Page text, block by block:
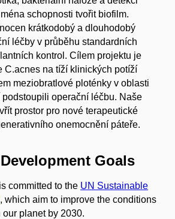
schopnosti tvořit biofilm.
krátkodobý a dlouhodobý
léčby v průběhu standardních
kontrol. Cílem projektu je
C.acnes na tíží klinických potíží
meziobratlové ploténky v oblasti
podstoupili operační léčbu. Naše
prostor pro nové terapeutické
onemocnění páteře.
Goals
committed to the UN Sustainable
, which aim to improve the conditions
planet by 2030.